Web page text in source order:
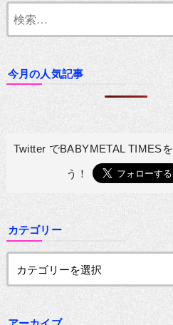
今月の人気記事
Twitter でBABYMETAL TIMESを
う！
カテゴリー